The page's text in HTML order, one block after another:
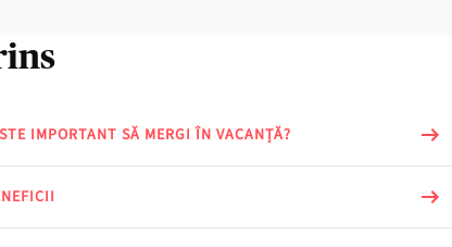
IMPORTANT SĂ MERGI ÎN VACANȚĂ?